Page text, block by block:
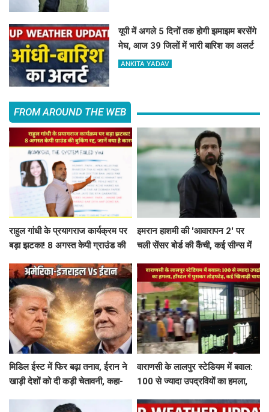
यूपी में अगले 5 दिनों तक होगी झमाझम बरसेंगे
मेघ, आज 39 जिलों में भारी बारिश का अलर्ट
ANKITA YADAV
FROM AROUND THE WEB
राहुल गांधी के प्रयागराज कार्यक्रम पर
बड़ा झटका! 8 अगस्त केपी ग्राउंड की
इमरान हाशमी की 'आवारापन 2' पर
चली सेंसर बोर्ड की कैंची, कई सीन्स में
मिडिल ईस्ट में फिर बढ़ा तनाव, ईरान ने
खाड़ी देशों को दी कड़ी चेतावनी, कहा-
वाराणसी के लालपुर स्टेडियम में बवाल:
100 से ज्यादा उपद्रवियों का हमला,